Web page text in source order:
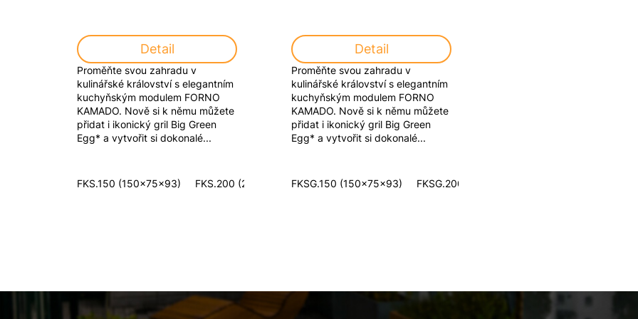
Detail
Proměňte svou zahradu v
kulinářské království s elegantním
kuchyňským modulem FORNO
KAMADO. Nově si k němu můžete
přidat i ikonický gril Big Green
Egg* a vytvořit si dokonalé...
FKS.150 (150x75x93) FKS.200 (200x75x93)
Detail
Proměňte svou zahradu v
kulinářské království s elegantním
kuchyňským modulem FORNO
KAMADO. Nově si k němu můžete
přidat i ikonický gril Big Green
Egg* a vytvořit si dokonalé...
FKSG.150 (150x75x93) FKSG.200 (200x75x93)